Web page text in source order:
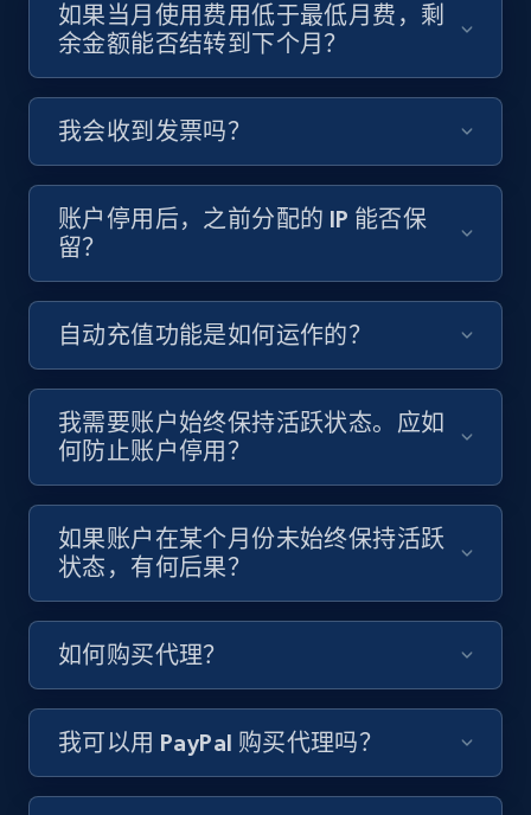
如果当月使用费用低于最低月费，剩
余金额能否结转到下个月？
我会收到发票吗？
账户停用后，之前分配的 IP 能否保
留？
自动充值功能是如何运作的？
我需要账户始终保持活跃状态。应如
何防止账户停用？
如果账户在某个月份未始终保持活跃
状态，有何后果？
如何购买代理？
我可以用 PayPal 购买代理吗？